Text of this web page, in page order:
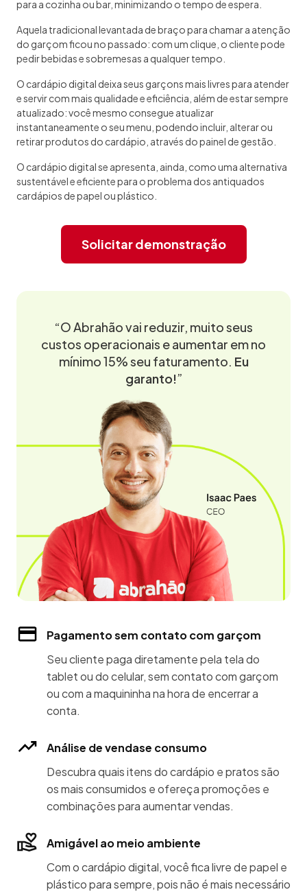
para a cozinha ou bar, minimizando o tempo de espera.
Aquela tradicional levantada de braço para chamar a atenção
do garçom ficou no passado: com um clique, o cliente pode
pedir bebidas e sobremesas a qualquer tempo.
O cardápio digital deixa seus garçons mais livres para atender
e servir com mais qualidade e eficiência, além de estar sempre
atualizado: você mesmo consegue atualizar
instantaneamente o seu menu, podendo incluir, alterar ou
retirar produtos do cardápio, através do painel de gestão.
O cardápio digital se apresenta, ainda, como uma alternativa
sustentável e eficiente para o problema dos antiquados
cardápios de papel ou plástico.
Solicitar demonstração
“O Abrahão vai reduzir, muito seus
custos operacionais e aumentar em no
mínimo 15% seu faturamento. Eu
garanto!”
Pagamento sem contato com garçom
Seu cliente paga diretamente pela tela do
tablet ou do celular, sem contato com garçom
ou com a maquininha na hora de encerrar a
conta.
Análise de vendase consumo
Descubra quais itens do cardápio e pratos são
os mais consumidos e ofereça promoções e
combinações para aumentar vendas.
Amigável ao meio ambiente
Com o cardápio digital, você fica livre de papel e
plástico para sempre, pois não é mais necessário